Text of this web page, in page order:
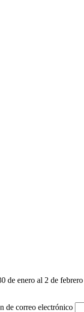
enero al 2 de
de correo electrónico